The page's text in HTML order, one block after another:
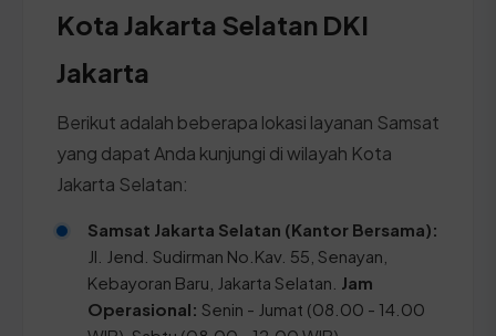
Kota Jakarta Selatan DKI
Jakarta
Berikut adalah beberapa lokasi layanan Samsat
yang dapat Anda kunjungi di wilayah Kota
Jakarta Selatan:
Samsat Jakarta Selatan (Kantor Bersama):
Jl. Jend. Sudirman No.Kav. 55, Senayan,
Kebayoran Baru, Jakarta Selatan.
Jam
Operasional: Senin - Jumat (08.00 - 14.00